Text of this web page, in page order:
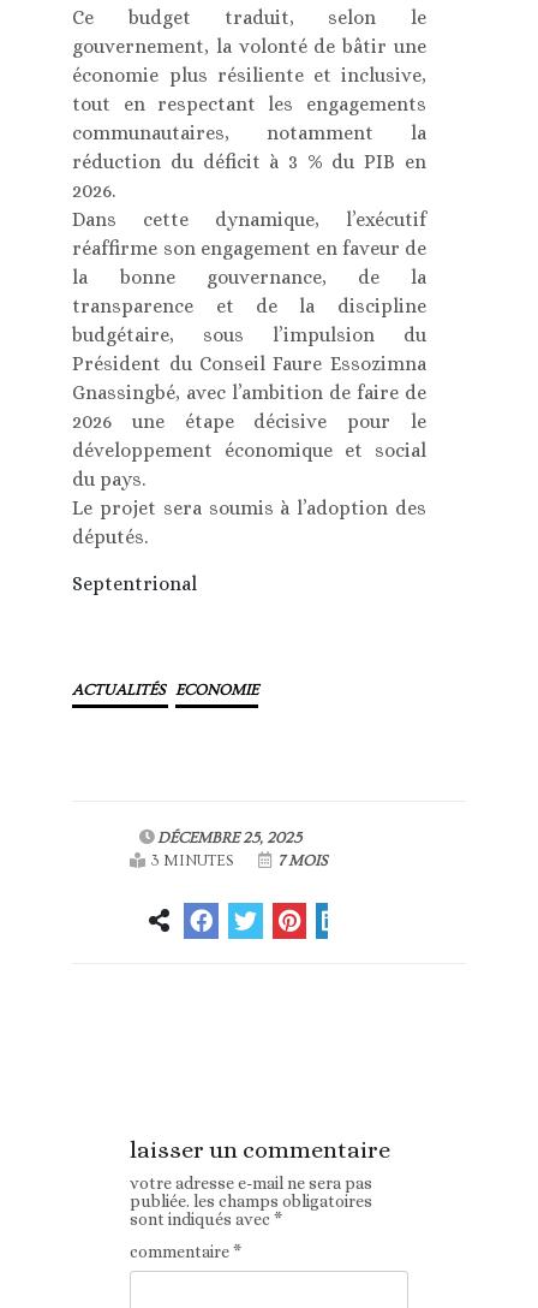
Ce budget traduit, selon le
gouvernement, la volonté de bâtir une
économie plus résiliente et inclusive,
tout en respectant les engagements
communautaires, notamment la
réduction du déficit à 3 % du PIB en
2026.
Dans cette dynamique, l’exécutif
réaffirme son engagement en faveur de
la bonne gouvernance, de la
transparence et de la discipline
budgétaire, sous l’impulsion du
Président du Conseil Faure Essozimna
Gnassingbé, avec l’ambition de faire de
2026 une étape décisive pour le
développement économique et social
du pays.
Le projet sera soumis à l’adoption des
députés.
Septentrional
ACTUALITÉS ECONOMIE
DÉCEMBRE 25, 2025
3 MINUTES
7 MOIS
laisser un commentaire
votre adresse e-mail ne sera pas
publiée. les champs obligatoires
sont indiqués avec*
commentaire*